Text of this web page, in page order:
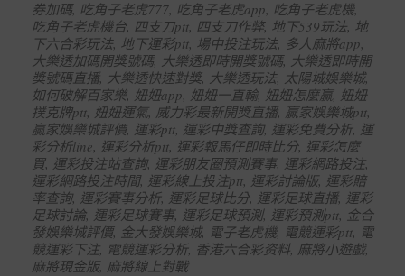
券加碼, 吃角子老虎777, 吃角子老虎app, 吃角子老虎機,
吃角子老虎機台, 四支刀ptt, 四支刀作弊, 地下539玩法, 地
下六合彩玩法, 地下運彩ptt, 場中投注玩法, 多人麻將app,
大樂透加碼開獎號碼, 大樂透即時開獎號碼, 大樂透即時開
獎號碼直播, 大樂透快速對獎, 大樂透玩法, 太陽城娛樂城,
如何破解百家樂, 妞妞app, 妞妞一直輸, 妞妞怎麼贏, 妞妞
撲克牌ptt, 妞妞運氣, 威力彩最新開獎直播, 贏家娛樂城ptt,
贏家娛樂城評價, 運彩ptt, 運彩中獎查詢, 運彩免費分析, 運
彩分析line, 運彩分析ptt, 運彩報馬仔即時比分, 運彩怎麼
買, 運彩投注站查詢, 運彩朋友圈預測賽事, 運彩網路投注,
運彩網路投注時間, 運彩線上投注ptt, 運彩討論版, 運彩賠
率查詢, 運彩賽事分析, 運彩足球比分, 運彩足球直播, 運彩
足球討論, 運彩足球賽事, 運彩足球預測, 運彩預測ptt, 金合
發娛樂城評價, 金大發娛樂城, 電子老虎機, 電競運彩ptt, 電
競運彩下注, 電競運彩分析, 香港六合彩资料, 麻將小遊戲,
麻將現金版, 麻將線上對戰